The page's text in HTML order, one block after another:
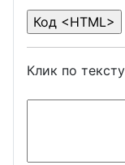
Клик по